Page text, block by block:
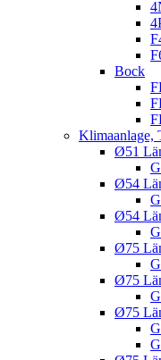
Bock
Klimaanlage,
Ø51
Ø54
Ø54
Ø75
Ø75
Ø75